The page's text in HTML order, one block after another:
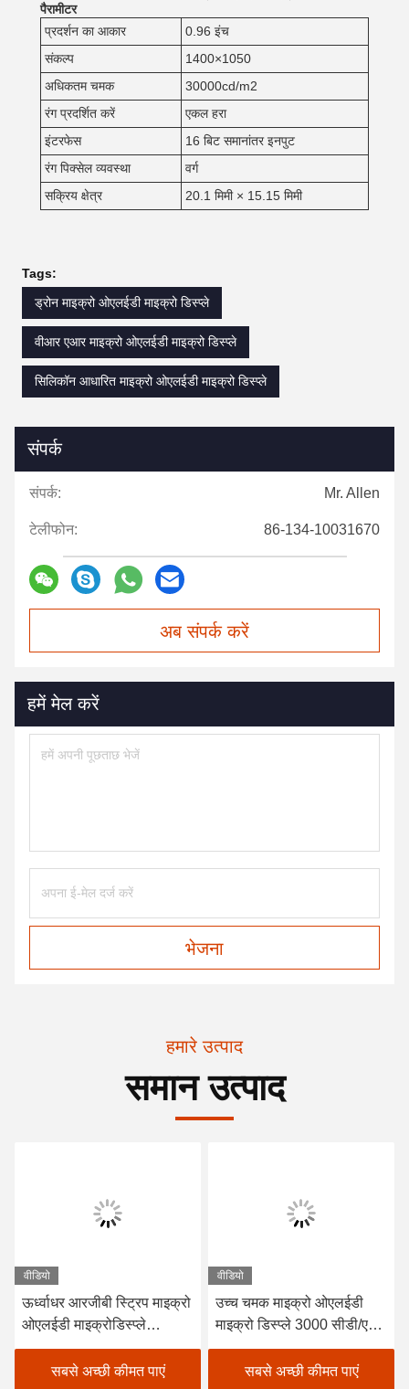
पैरामीटर
प्रदर्शन का आकार
0.96 इंच
संकल्प
1400×1050
अधिकतम चमक
30000cd/m2
रंग प्रदर्शित करें
एकल हरा
इंटरफेस
16 बिट समानांतर इनपुट
रंग पिक्सेल व्यवस्था
वर्ग
सक्रिय क्षेत्र
20.1 मिमी × 15.15 मिमी
Tags:
ड्रोन माइक्रो ओएलईडी माइक्रो डिस्प्ले
वीआर एआर माइक्रो ओएलईडी माइक्रो डिस्प्ले
सिलिकॉन आधारित माइक्रो ओएलईडी माइक्रो डिस्प्ले
संपर्क
संपर्क: Mr. Allen
टेलीफोन: 86-134-10031670
अब संपर्क करें
हमें मेल करें
भेजना
हमारे उत्पाद
समान उत्पाद
वीडियो
ऊर्ध्वाधर आरजीबी स्ट्रिप माइक्रो
ओएलईडी माइक्रोडिस्प्ले
अधिकतम चमक 3000 सीडी/एम2
और सक्रिय क्षेत्र 15.19mm ×
सबसे अच्छी कीमत पाएं
वीडियो
उच्च चमक माइक्रो ओएलईडी
माइक्रो डिस्प्ले 3000 सीडी/एम2
सक्रिय क्षेत्र 15.19 मिमी ×
14.36 मिमी ऊर्ध्वाधर आरजीबी
सबसे अच्छी कीमत पाएं